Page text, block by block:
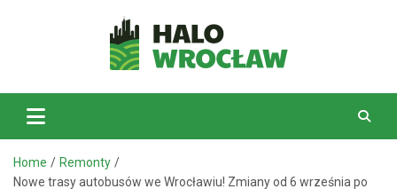
HaloWrocław.pl
Home
Remonty
Nowe trasy autobusów we Wrocławiu! Zmiany od 6 września po